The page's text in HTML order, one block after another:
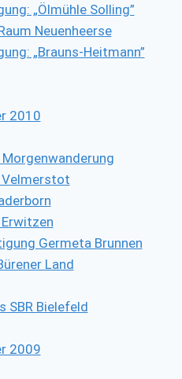
„Ölmühle Solling”
Neuenheerse
„Brauns-Heitmann”
2010
Velmerstot
Germeta Brunnen
Land
SBR Bielefeld
2009